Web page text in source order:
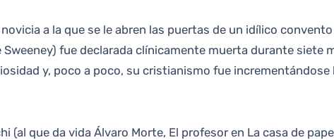
a la que se le abren las puertas de un idílico
Sweeney) fue declarada clínicamente muerta durante siete
y, poco a poco, su cristianismo fue
(al que da vida Álvaro Morte, El profesor en La casa de